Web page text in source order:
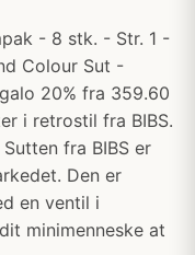
- 8 stk. - Str. 1 -
Colour Sut -
20% fra 359.60
i retrostil fra BIBS.
fra BIBS er
Den er
en ventil i
minimenneske at